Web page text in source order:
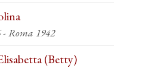
- Roma 1942
(Betty)